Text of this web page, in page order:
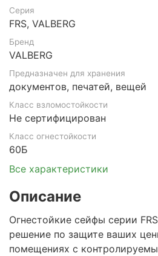
Серия
FRS, VALBERG
Бренд
VALBERG
Предназначен для хранения
документов, печатей, вещей
Класс взломостойкости
Не сертифицирован
Класс огнестойкости
60Б
Все характеристики
Описание
Огнестойкие сейфы серии
решение по защите ваших
помещениях с